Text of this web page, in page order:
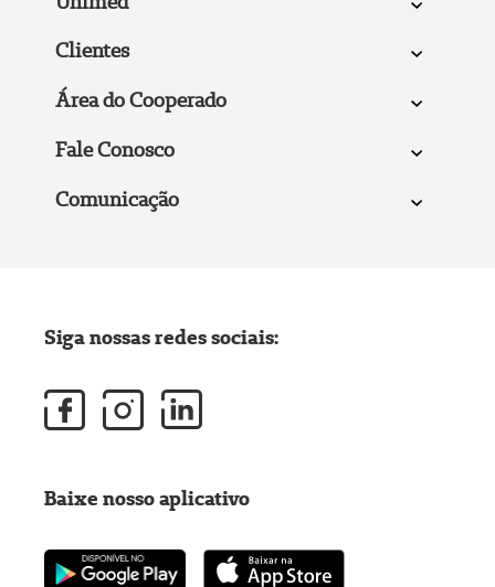
Clientes
Área do Cooperado
Fale Conosco
Comunicação
Siga nossas redes sociais:
Baixe nosso aplicativo